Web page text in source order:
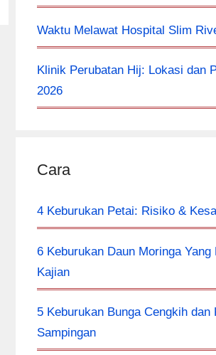
Waktu Melawat Hospital Slim
Klinik Perubatan Hij: Lokasi dan
2026
Cara
4 Keburukan Petai: Risiko &
6 Keburukan Daun Moringa Yang
Kajian
5 Keburukan Bunga Cengkih dan
Sampingan